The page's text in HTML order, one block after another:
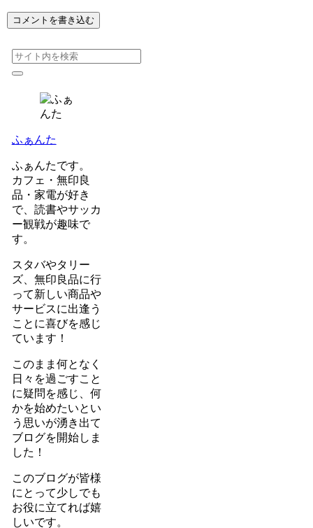
コメントを書き込む
ふぁんた
ふぁんたです。
カフェ・無印良
品・家電が好き
で、読書やサッカ
ー観戦が趣味で
す。
スタバやタリー
ズ、無印良品に行
って新しい商品や
サービスに出逢う
ことに喜びを感じ
ています！
このまま何となく
日々を過ごすこと
に疑問を感じ、何
かを始めたいとい
う思いが湧き出て
ブログを開始しま
した！
このブログが皆様
にとって少しでも
お役に立てれば嬉
しいです。